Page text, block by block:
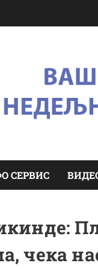
СЕРВИС
чека